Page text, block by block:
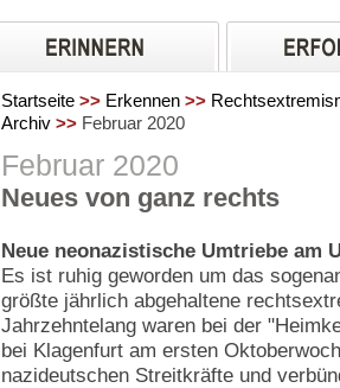
Startseite >> Erkennen >>
Archiv >> Februar 2020
Februar 2020
Neues von ganz rechts
Neue neonazistische Umtriebe am
Es ist ruhig geworden um das
größte jährlich abgehaltene
Jahrzehntelang waren bei der
bei Klagenfurt am ersten
nazideutschen Streitkräfte und